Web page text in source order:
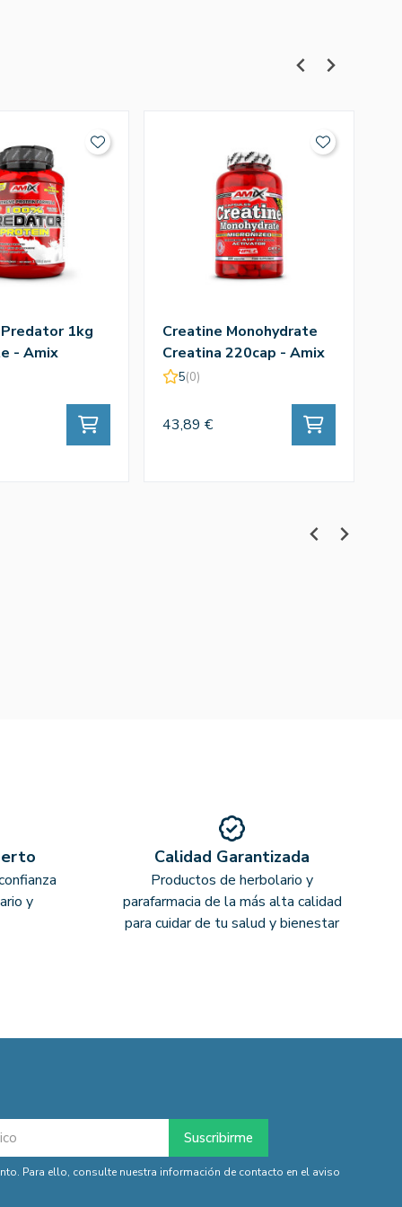
1kg
- Amix
Creatine Monohydrate
Creatina 220cap - Amix
5(0)
43,89 €
y
Calidad Garantizada
Productos de herbolario y
parafarmacia de la más alta calidad
para cuidar de tu salud y bienestar
Para ello, consulte nuestra información de contacto en el aviso